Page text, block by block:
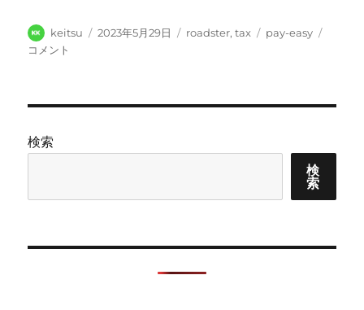
投
稿
keitsu
投
2023年5月29日
カ
roadster,tax
タ
pay-easy
の
車
コメント
検索
検
索